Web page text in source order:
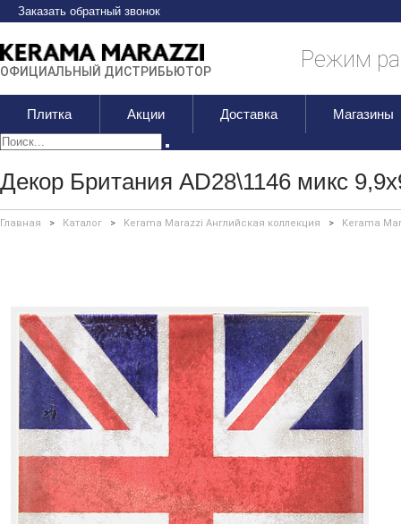
Заказать обратный звонок
ОФИЦИАЛЬНЫЙ ДИСТРИБЬЮТОР Режим
Плитка Акции Доставка Магазины
Декор Британия AD28\1146 микс
Главная > Каталог > Kerama Marazzi Английская коллекция > Kerama